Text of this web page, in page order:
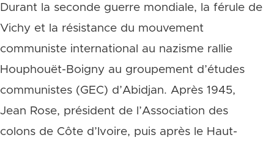
Durant la seconde guerre mondiale, la férule de
Vichy et la résistance du mouvement
communiste international au nazisme rallie
Houphouët-Boigny au groupement d’études
communistes (GEC) d’Abidjan. Après 1945,
Jean Rose, président de l’Association des
colons de Côte d’Ivoire, puis après le Haut-